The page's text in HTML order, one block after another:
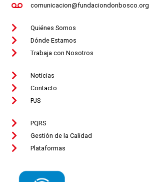
comunicacion@fundaciondonbosco.org
Quiénes Somos
Dónde Estamos
Trabaja con Nosotros
Noticias
Contacto
PJS
PQRS
Gestión de la Calidad
Plataformas